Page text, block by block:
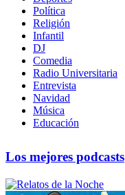
Política
Religión
Infantil
DJ
Comedia
Radio Universitaria
Entrevista
Navidad
Música
Educación
Los mejores podcasts